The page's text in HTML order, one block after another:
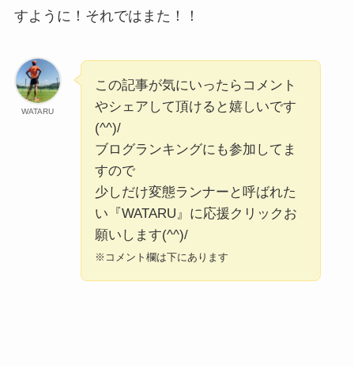
すように！それではまた！！
WATARU
この記事が気にいったらコメント
やシェアして頂けると嬉しいです
(^^)/
ブログランキングにも参加してま
すので
少しだけ変態ランナーと呼ばれた
い『WATARU』に応援クリックお
願いします(^^)/
※コメント欄は下にあります